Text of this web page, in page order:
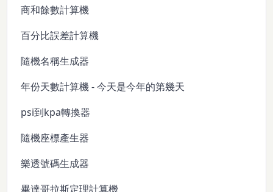
商和餘數計算機
百分比誤差計算機
隨機名稱生成器
年份天數計算機 - 今天是今年的第幾天
psi到kpa轉換器
隨機座標產生器
樂透號碼生成器
畢達哥拉斯定理計算機